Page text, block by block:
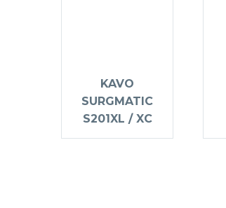
KAVO
SURGMATIC
S201XL / XC